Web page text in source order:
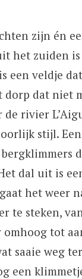
zijn én
het zuiden
een veldje
dat niet
rivier
stijl.
dal uit is
het weer
te steken,
tot
saaie weg
een